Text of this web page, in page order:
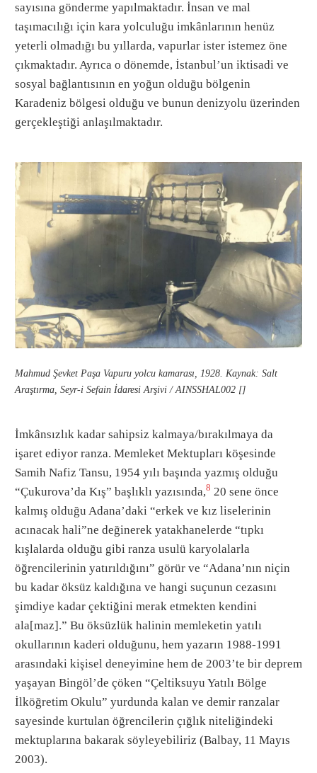
sayısına gönderme yapılmaktadır. İnsan ve mal
taşımacılığı için kara yolculuğu imkânlarının henüz
yeterli olmadığı bu yıllarda, vapurlar ister istemez öne
çıkmaktadır. Ayrıca o dönemde, İstanbul’un iktisadi ve
sosyal bağlantısının en yoğun olduğu bölgenin
Karadeniz bölgesi olduğu ve bunun denizyolu üzerinden
gerçekleştiği anlaşılmaktadır.
Mahmud Şevket Paşa Vapuru yolcu kamarası, 1928. Kaynak: Salt
Araştırma, Seyr-i Sefain İdaresi Arşivi / AINSSHAL002 []
İmkânsızlık kadar sahipsiz kalmaya/bırakılmaya da
işaret ediyor ranza. Memleket Mektupları köşesinde
Samih Nafiz Tansu, 1954 yılı başında yazmış olduğu
“Çukurova’da Kış” başlıklı yazısında,8 20 sene önce
kalmış olduğu Adana’daki “erkek ve kız liselerinin
acınacak hali”ne değinerek yatakhanelerde “tıpkı
kışlalarda olduğu gibi ranza usulü karyolalarla
öğrencilerinin yatırıldığını” görür ve “Adana’nın niçin
bu kadar öksüz kaldığına ve hangi suçunun cezasını
şimdiye kadar çektiğini merak etmekten kendini
ala[maz].” Bu öksüzlük halinin memleketin yatılı
okullarının kaderi olduğunu, hem yazarın 1988-1991
arasındaki kişisel deneyimine hem de 2003’te bir deprem
yaşayan Bingöl’de çöken “Çeltiksuyu Yatılı Bölge
İlköğretim Okulu” yurdunda kalan ve demir ranzalar
sayesinde kurtulan öğrencilerin çığlık niteliğindeki
mektuplarına bakarak söyleyebiliriz (Balbay, 11 Mayıs
2003).